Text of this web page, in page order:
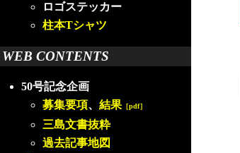
ロゴステッカー
柱本Tシャツ
WEB CONTENTS
50号記念企画
募集要項、 結果 ［pdf］
三島文書抜粋
過去記事地図